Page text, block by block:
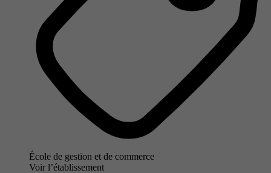
École de gestion et de commerce
Voir l’établissement